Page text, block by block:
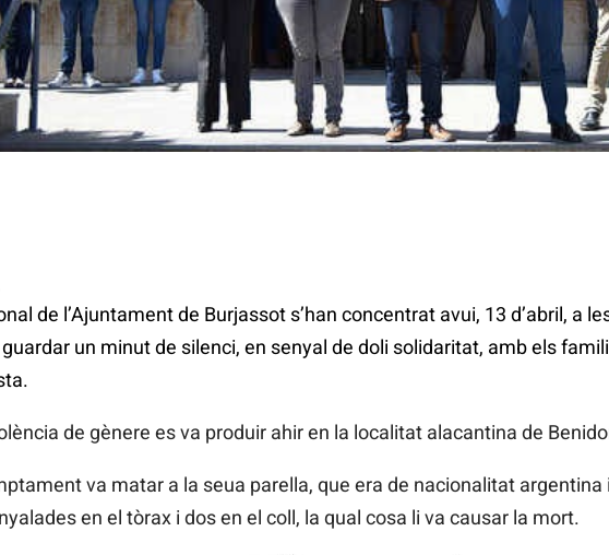
de l’Ajuntament de Burjassot s’han concentrat avui, 13 d’abril, a
un minut de silenci, en senyal de doli solidaritat, amb els
de gènere es va produir ahir en la localitat alacantina de
va matar a la seua parella, que era de nacionalitat argentina
en el tòrax i dos en el coll, la qual cosa li va causar la mort.